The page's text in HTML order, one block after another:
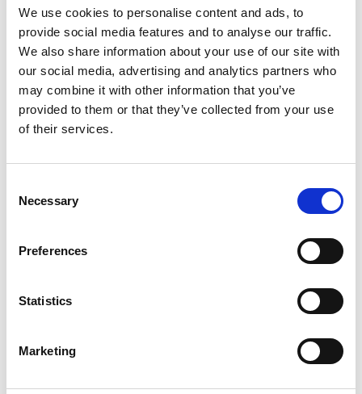
We use cookies to personalise content and ads, to
provide social media features and to analyse our traffic.
We also share information about your use of our site with
our social media, advertising and analytics partners who
may combine it with other information that you’ve
provided to them or that they’ve collected from your use
of their services.
Selection
Necessary
Preferences
Statistics
Marketing
Metodología ágil:priorizamos la colaboración y
la flexibilidad, porque sabemos que los
briefings cambian y los planes se
reconfiguran.
Ejecución basada en objetivos:
relevancia cultural de la marca y construir
vínculos auténticos con audiencias jóvenes y
familias.
En definitiva, ofrecemos a los equipos de marketing
efectivas y culturalmente relevantes sin perder la
tranquilidad en el camino y todo ello, sin quitarles